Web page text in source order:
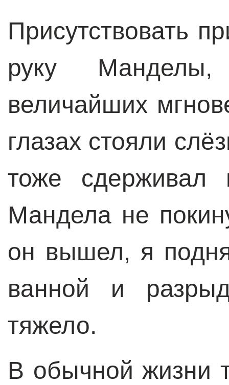
Присутствовать
руку
величайших
глазах стояли
тоже
Мандела не
он вышел, я
ванной и
тяжело.
В обычной жизни